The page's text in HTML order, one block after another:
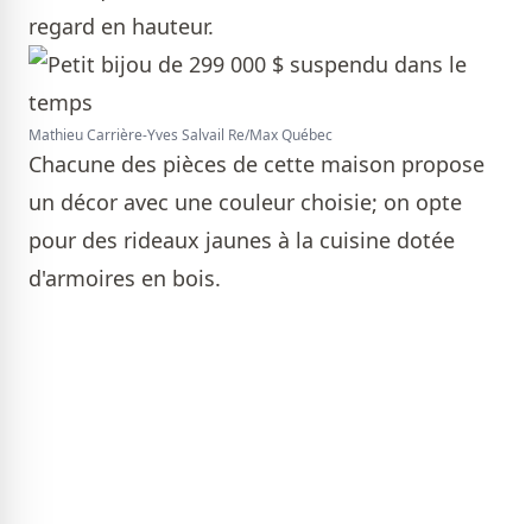
regard en hauteur.
Mathieu Carrière-Yves Salvail Re/Max Québec
Chacune des pièces de cette maison propose
un décor avec une couleur choisie; on opte
pour des rideaux jaunes à la cuisine dotée
d'armoires en bois.